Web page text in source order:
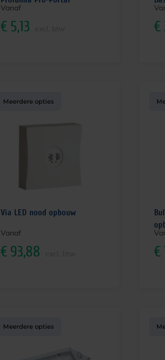
Vanaf
€ 5,13 €
Meerdere opties
Via LED nood opbouw
Vanaf
€ 93,88 €
Meerdere opties